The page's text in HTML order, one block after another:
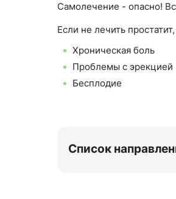
Самолечение - опасно!
Если не лечить
Хроническая боль
Проблемы с эрекцией
Бесплодие
Список